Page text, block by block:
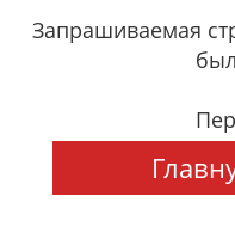
Запрашиваемая